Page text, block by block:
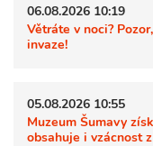
06.08.2026 10:19
Větráte v noci?
invaze!
05.08.2026 10:55
Muzeum Šumavy
obsahuje i vzácnost